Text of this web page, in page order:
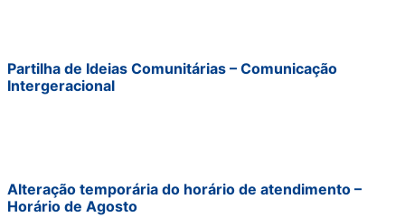
Partilha de Ideias Comunitárias – Comunicação
Intergeracional
Alteração temporária do horário de atendimento –
Horário de Agosto